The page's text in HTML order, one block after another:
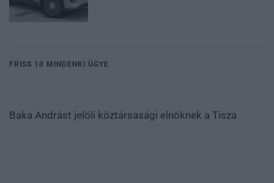
FRISS 10 MINDENKI ÜGYE
Baka Andrást jelöli köztársasági elnöknek a Tisza